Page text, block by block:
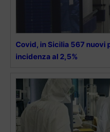
Covid, in Sicilia 567 nuovi
incidenza al 2,5%